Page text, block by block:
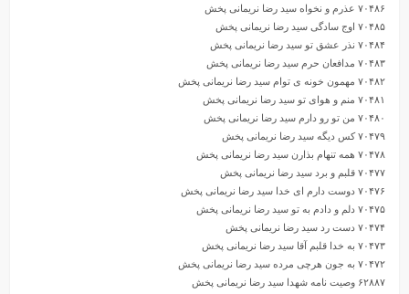
۷۰۴۸۶ عذرم و نخواه سید رضا نریمانی پخش
۷۰۴۸۵ اوج سادگی سید رضا نریمانی پخش
۷۰۴۸۴ نذر عشق تو سید رضا نریمانی پخش
۷۰۴۸۳ مدافعان حرم سید رضا نریمانی پخش
۷۰۴۸۲ مهمون خونه ی توام سید رضا نریمانی پخش
۷۰۴۸۱ منم و هوای تو سید رضا نریمانی پخش
۷۰۴۸۰ من تو رو دارم سید رضا نریمانی پخش
۷۰۴۷۹ کس دیگه سید رضا نریمانی پخش
۷۰۴۷۸ همه تنهام بذارن سید رضا نریمانی پخش
۷۰۴۷۷ قلبم و برد سید رضا نریمانی پخش
۷۰۴۷۶ دوست دارم ای خدا سید رضا نریمانی پخش
۷۰۴۷۵ دلم و دادم به تو سید رضا نریمانی پخش
۷۰۴۷۴ دست رد سید رضا نریمانی پخش
۷۰۴۷۳ به خدا قلبم آقا سید رضا نریمانی پخش
۷۰۴۷۲ به جون هرچی مرده سید رضا نریمانی پخش
۶۲۸۸۷ وصیت نامه شهدا سید رضا نریمانی پخش